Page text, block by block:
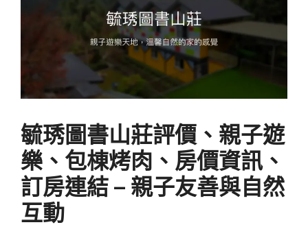
毓琇圖書山莊評價、親子遊
樂、包棟烤肉、房價資訊、
訂房連結 – 親子友善與自然
互動